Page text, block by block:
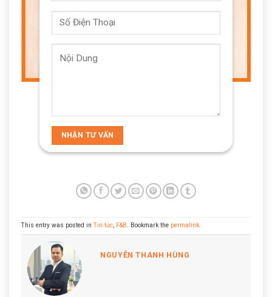
This entry was posted inTin tức F&B . Bookmark the permalink
NGUYỄN THANH HÙNG